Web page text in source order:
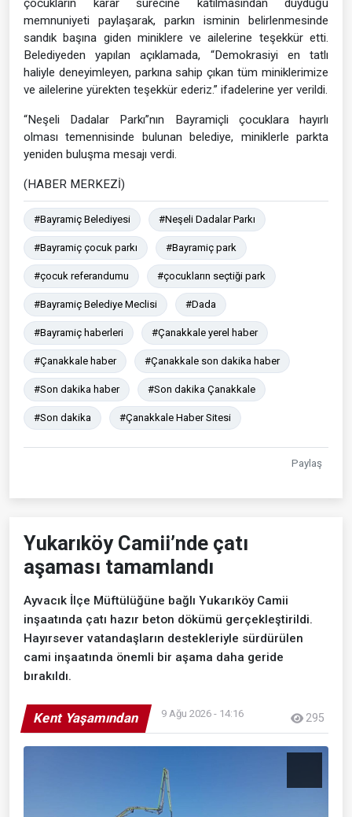
çocukların karar sürecine katılmasından duyduğu
memnuniyeti paylaşarak, parkın isminin belirlenmesinde
sandık başına giden miniklere ve ailelerine teşekkür etti.
Belediyeden yapılan açıklamada, “Demokrasiyi en tatlı
haliyle deneyimleyen, parkına sahip çıkan tüm miniklerimize
ve ailelerine yürekten teşekkür ederiz.” ifadelerine yer verildi.
“Neşeli Dadalar Parkı”nın Bayramiçli çocuklara hayırlı
olması temennisinde bulunan belediye, miniklerle parkta
yeniden buluşma mesajı verdi.
(HABER MERKEZİ)
#Bayramiç Belediyesi #Neşeli Dadalar Parkı
#Bayramiç çocuk parkı #Bayramiç park
#çocuk referandumu #çocukların seçtiği park
#Bayramiç Belediye Meclisi #Dada
#Bayramiç haberleri #Çanakkale yerel haber
#Çanakkale haber #Çanakkale son dakika haber
#Son dakika haber #Son dakika Çanakkale
#Son dakika #Çanakkale Haber Sitesi
Paylaş
Yukarıköy Camii’nde çatı
aşaması tamamlandı
Ayvacık İlçe Müftülüğüne bağlı Yukarıköy Camii
inşaatında çatı hazır beton dökümü gerçekleştirildi.
Hayırsever vatandaşların destekleriyle sürdürülen
cami inşaatında önemli bir aşama daha geride
bırakıldı.
Kent Yaşamından 9 Ağu 2026 - 14:16 295